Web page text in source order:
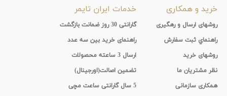
خرید و همکاری
روشهای ارسال و رهگیری
راهنماي ثبت سفارش
روشهای خرید
نظر مشتریان ما
همکاری سازمانی
خدمات ایران تایمر
گارانتی 30 روز ضمانت بازگشت
راهنمای خرید بین سه عدد
ارسال 3 ساعته محصولات
تضمین اصالت(اورجینال)
5 سال گارانتی ساعت مچی